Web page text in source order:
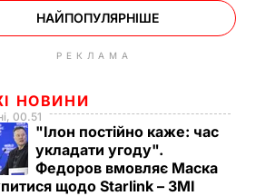
НАЙПОПУЛЯРНІШЕ
РЕКЛАМА
НОВИНИ
00.51
"Ілон постійно каже: час
укладати угоду".
Федоров вмовляє Маска
щодо Starlink – ЗМІ